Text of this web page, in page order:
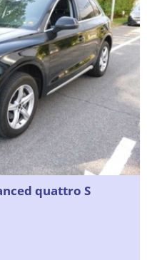
quattro S